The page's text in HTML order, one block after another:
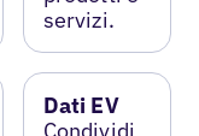
servizi.
Dati EV
Condividi